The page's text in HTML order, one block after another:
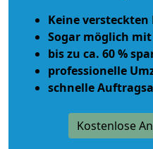
Keine versteckten
Sogar möglich
bis zu ca. 60 %
professionelle
schnelle
Kostenlose